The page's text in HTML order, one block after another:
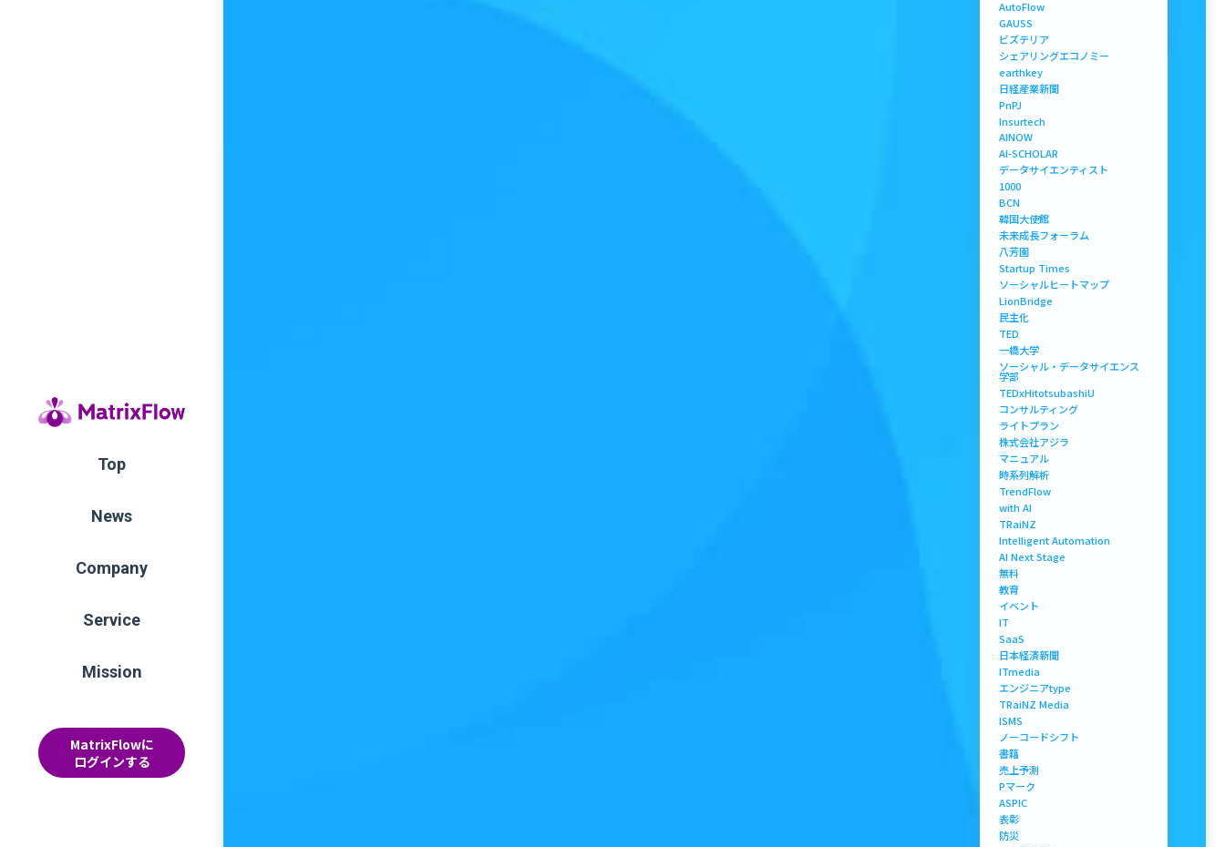
Top
News
Company
Service
Mission
MatrixFlowに
ログインする
AutoFlow
GAUSS
ビズテリア
シェアリングエコノミー
earthkey
日経産業新聞
PnPJ
Insurtech
AINOW
AI-SCHOLAR
データサイエンティスト
1000
BCN
韓国大使館
未来成長フォーラム
八芳園
Startup Times
ソーシャルヒートマップ
LionBridge
民主化
TED
一橋大学
ソーシャル・データサイエンス
学部
TEDxHitotsubashiU
コンサルティング
ライトプラン
株式会社アジラ
マニュアル
時系列解析
TrendFlow
with AI
TRaiNZ
Intelligent Automation
AI Next Stage
無料
教育
イベント
IT
SaaS
日本経済新聞
ITmedia
エンジニアtype
TRaiNZ Media
ISMS
ノーコードシフト
書籍
売上予測
Pマーク
ASPIC
表彰
防災